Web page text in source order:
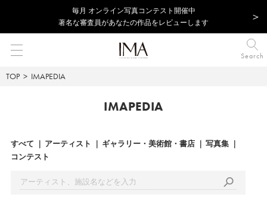
毎⽉ オンライン写真コンテスト開催中
著名な審査員があなたの作品をレビューします
Search
TOP IMAPEDIA
IMAPEDIA
すべて アーティスト ギャラリー・美術館・書店
写真集
コンテスト